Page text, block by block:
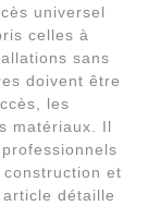
universel
celles à
sans
doivent être
les
matériaux. Il
et
détaille